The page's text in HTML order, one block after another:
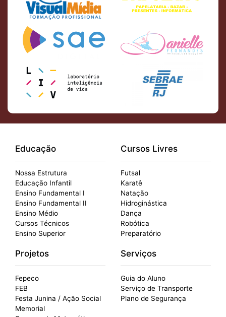
Educação
Nossa Estrutura
Educação Infantil
Ensino Fundamental I
Ensino Fundamental II
Ensino Médio
Cursos Técnicos
Ensino Superior
Cursos Livres
Futsal
Karatê
Natação
Hidroginástica
Dança
Robótica
Preparatório
Projetos
Fepeco
FEB
Festa Junina / Ação Social
Memorial
Serviços
Guia do Aluno
Serviço de Transporte
Plano de Segurança